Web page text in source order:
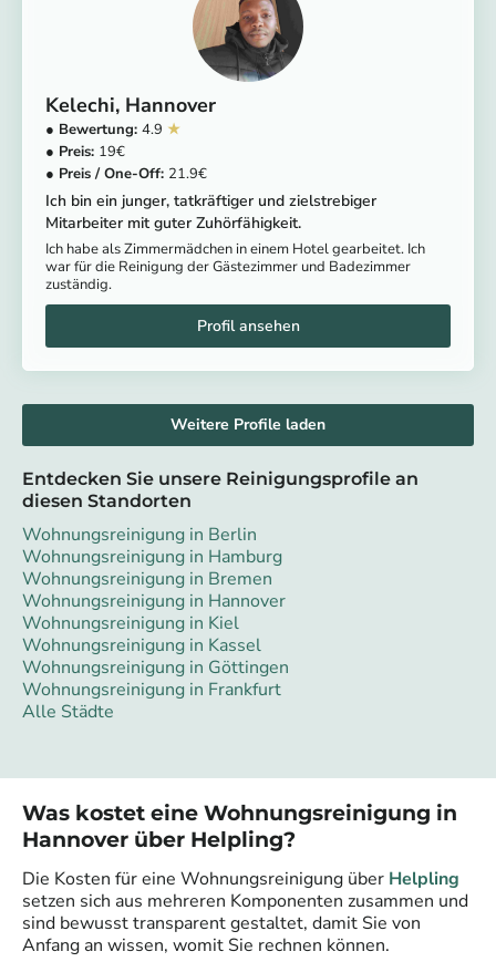
Kelechi Hannover
4.9
19
21.9
Ich bin ein junger, tatkräftiger und zielstrebiger
Mitarbeiter mit guter Zuhörfähigkeit.
Ich habe als Zimmermädchen in einem Hotel gearbeitet. Ich
war für die Reinigung der Gästezimmer und Badezimmer
zuständig.
Weitere Profile laden
Entdecken Sie unsere Reinigungsprofile an
diesen Standorten
Wohnungsreinigung in Berlin
Wohnungsreinigung in Hamburg
Wohnungsreinigung in Bremen
Wohnungsreinigung in Hannover
Wohnungsreinigung in Kiel
Wohnungsreinigung in Kassel
Wohnungsreinigung in Göttingen
Wohnungsreinigung in Frankfurt
Alle Städte
Was kostet eine Wohnungsreinigung in
Hannover über Helpling?
Die Kosten für eine Wohnungsreinigung über Helpling
setzen sich aus mehreren Komponenten zusammen und
sind bewusst transparent gestaltet, damit Sie von
Anfang an wissen, womit Sie rechnen können.